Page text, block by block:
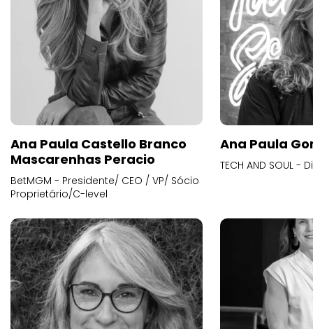
Ana Paula Castello Branco
Mascarenhas Peracio
BetMGM - Presidente/ CEO / VP/ Sócio
Proprietário/C-level
Ana Paula
TECH AND SOUL